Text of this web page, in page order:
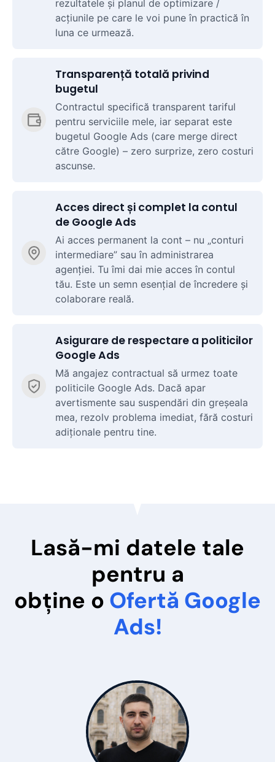
rezultatele și planul de optimizare /
acțiunile pe care le voi pune în practică în
luna ce urmează.
Transparență totală privind
bugetul
Contractul specifică transparent tariful
pentru serviciile mele, iar separat este
bugetul Google Ads (care merge direct
către Google) – zero surprize, zero costuri
ascunse.
Acces direct și complet la contul
de Google Ads
Ai acces permanent la cont – nu „conturi
intermediare” sau în administrarea
agenției. Tu îmi dai mie acces în contul
tău. Este un semn esențial de încredere și
colaborare reală.
Asigurare de respectare a politicilor
Google Ads
Mă angajez contractual să urmez toate
politicile Google Ads. Dacă apar
avertismente sau suspendări din greșeala
mea, rezolv problema imediat, fără costuri
adiționale pentru tine.
Lasă-mi datele tale
pentru a
obține o Ofertă Google
Ads!